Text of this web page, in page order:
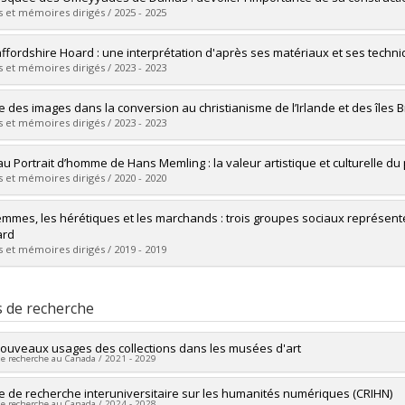
et mémoires dirigés / 2025 - 2025
:Kassab, Hayat
Maîtrise
obtenu :M.A.
le document dans Papyrus
Hoard : une interprétation d'après ses matériaux et ses
et mémoires dirigés / 2023 - 2023
:Côté, Cathy
Maîtrise
obtenu :M.A.
le document dans Papyrus
des images dans la conversion au christianisme de l’Irlande et des îles
et mémoires dirigés / 2023 - 2023
:Fauqueur, Marion
Maîtrise
obtenu :M.A.
le document dans Papyrus
Portrait d’homme de Hans Memling : la valeur artistique et culturelle
et mémoires dirigés / 2020 - 2020
: Bamdadian, Anahita
Maîtrise
obtenu :M.A.
le document dans Papyrus
les hérétiques et les marchands : trois groupes sociaux
et mémoires dirigés / 2019 - 2019
Maîtrise
obtenu :M.A.
le document dans Papyrus
de recherche
usages des collections dans les musées d'art
recherche au Canada / 2021 - 2029
principal : Johanne Lamoureux
de recherche interuniversitaire sur les humanités numériques (CRIHN)